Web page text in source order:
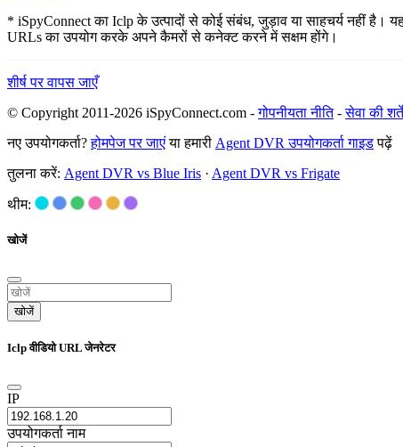
* iSpyConnect का Iclp के उत्पादों से कोई संबंध, जुड़ाव या साहचर्य नहीं है।
URLs का उपयोग करके अपने कैमरों से कनेक्ट करने में सक्षम होंगे।
शीर्ष पर वापस जाएँ
© Copyright 2011-2026 iSpyConnect.com -गोपनीयता नीति-सेवा की शर्तें
नए उपयोगकर्ता?होमपेज पर जाएंया हमारी Agent DVR उपयोगकर्ता गाइडपढ़ें
तुलना करें: Agent DVR vs Blue Iris · Agent DVR vs Frigate
थीम:
खोजें
खोजें
Iclp वीडियो URL जेनरेटर
IP
उपयोगकर्ता नाम